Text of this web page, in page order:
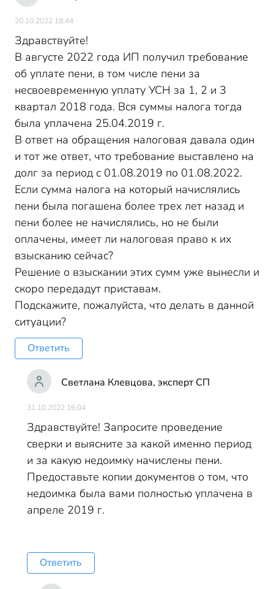
20.10.2022 18:44
Здравствуйте!
В августе 2022 года ИП получил требование
об уплате пени, в том числе пени за
несвоевременную уплату УСН за 1, 2 и 3
квартал 2018 года. Вся суммы налога тогда
была уплачена 25.04.2019 г.
В ответ на обращения налоговая давала один
и тот же ответ, что требование выставлено на
долг за период с 01.08.2019 по 01.08.2022.
Если сумма налога на который начислялись
пени была погашена более трех лет назад и
пени более не начислялись, но не были
оплачены, имеет ли налоговая право к их
взысканию сейчас?
Решение о взыскании этих сумм уже вынесли и
скоро передадут приставам.
Подскажите, пожалуйста, что делать в данной
ситуации?
Ответить
Светлана Клевцова, эксперт СП
31.10.2022 16:04
Здравствуйте! Запросите проведение
сверки и выясните за какой именно период
и за какую недоимку начислены пени.
Предоставьте копии документов о том, что
недоимка была вами полностью уплачена в
апреле 2019 г.
Ответить